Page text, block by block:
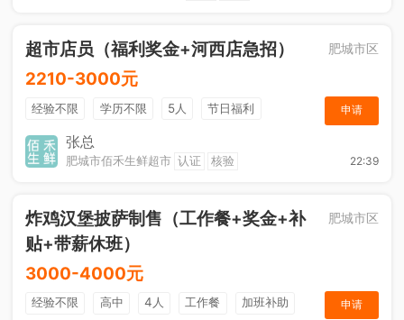
超市店员（福利奖金+河西店急招） 肥城市区
2210-3000元
经验不限 学历不限 5人
节日福利
综合补贴
申请
张总
肥城市佰禾生鲜超市 认证 核验 22:39
炸鸡汉堡披萨制售（工作餐+奖金+补
贴+带薪休班）
肥城市区
3000-4000元
经验不限 高中 4人 工作餐 加班补助 申请